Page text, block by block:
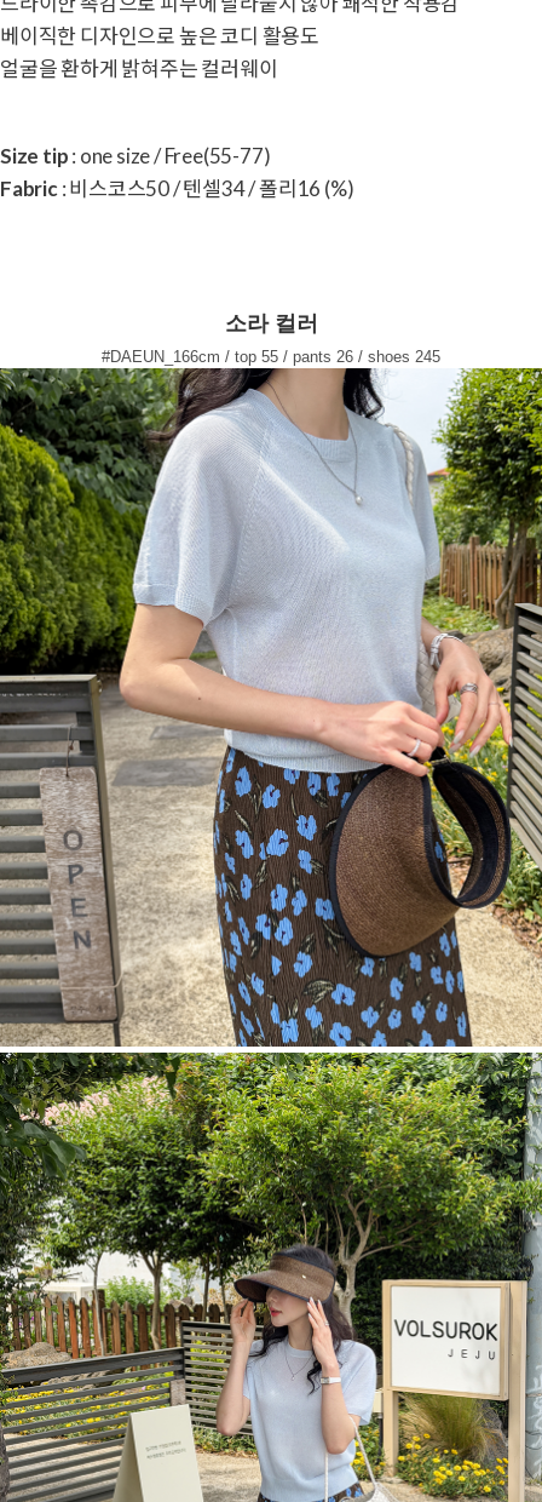
베이직한 디자인으로 높은 코디 활용도
얼굴을 환하게 밝혀주는 컬러웨이
Size tip: one size / Free(55-77)
Fabric: 비스코스50 / 텐셀34 / 폴리16 (%)
소라 컬러
#DAEUN_166cm / top 55 / pants 26 / shoes 245